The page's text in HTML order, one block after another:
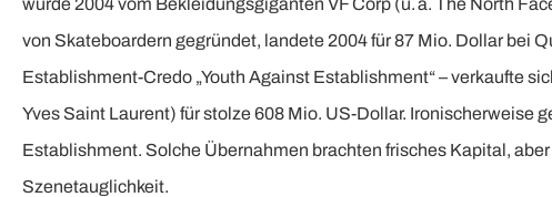
wurde 2004 vom Bekleidungsgiganten VF Corp (u. a. The North
von Skateboardern gegründet, landete 2004 für 87 Mio. Dollar bei
Establishment-Credo „Youth Against Establishment“ – verkaufte
Yves Saint Laurent) für stolze 608 Mio. US-Dollar. Ironischerweise
Establishment. Solche Übernahmen brachten frisches Kapital,
Szenetauglichkeit.